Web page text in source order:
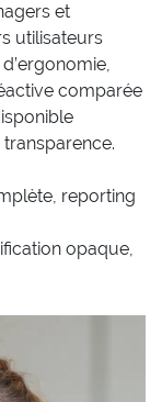
et
utilisateurs
comparée
reporting
opaque,